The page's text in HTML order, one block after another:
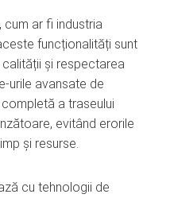
cum ar fi industria
funcționalități sunt
și respectarea
urile avansate de
a traseului
evitând erorile
și resurse.
cu tehnologii de